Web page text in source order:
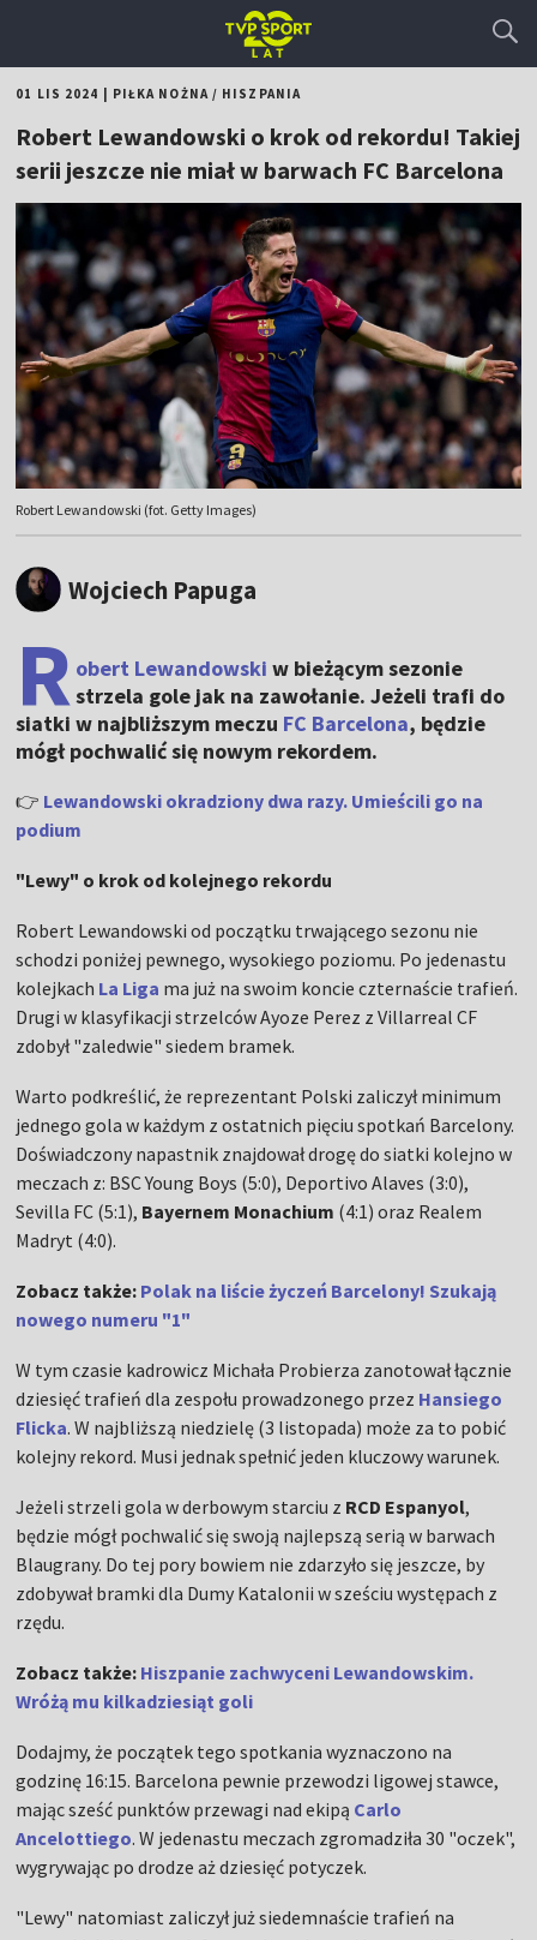
01 LIS 2024 PIŁKA NOŻNA/ HISZPANIA
Robert Lewandowski o krok od rekordu! Takiej
serii jeszcze nie miał w barwach FC Barcelona
Robert Lewandowski (fot. Getty Images)
Wojciech Papuga
R obert Lewandowski w bieżącym sezonie
strzela gole jak na zawołanie. Jeżeli trafi do
siatki w najbliższym meczu FC Barcelona, będzie
mógł pochwalić się nowym rekordem.
👉 Lewandowski okradziony dwa razy. Umieścili go na
podium
"Lewy" o krok od kolejnego rekordu
Robert Lewandowski od początku trwającego sezonu nie
schodzi poniżej pewnego, wysokiego poziomu. Po jedenastu
kolejkach La Liga ma już na swoim koncie czternaście trafień.
Drugi w klasyfikacji strzelców Ayoze Perez z Villarreal CF
zdobył "zaledwie" siedem bramek.
Warto podkreślić, że reprezentant Polski zaliczył minimum
jednego gola w każdym z ostatnich pięciu spotkań Barcelony.
Doświadczony napastnik znajdował drogę do siatki kolejno w
meczach z: BSC Young Boys (5:0), Deportivo Alaves (3:0),
Sevilla FC (5:1), Bayernem Monachium (4:1) oraz Realem
Madryt (4:0).
Zobacz także: Polak na liście życzeń Barcelony! Szukają
nowego numeru "1"
W tym czasie kadrowicz Michała Probierza zanotował łącznie
dziesięć trafień dla zespołu prowadzonego przez Hansiego
Flicka. W najbliższą niedzielę (3 listopada) może za to pobić
kolejny rekord. Musi jednak spełnić jeden kluczowy warunek.
Jeżeli strzeli gola w derbowym starciu z RCD Espanyol,
będzie mógł pochwalić się swoją najlepszą serią w barwach
Blaugrany. Do tej pory bowiem nie zdarzyło się jeszcze, by
zdobywał bramki dla Dumy Katalonii w sześciu występach z
rzędu.
Zobacz także: Hiszpanie zachwyceni Lewandowskim.
Wróżą mu kilkadziesiąt goli
Dodajmy, że początek tego spotkania wyznaczono na
godzinę 16:15. Barcelona pewnie przewodzi ligowej stawce,
mając sześć punktów przewagi nad ekipą Carlo
Ancelottiego. W jedenastu meczach zgromadziła 30 "oczek",
wygrywając po drodze aż dziesięć potyczek.
"Lewy" natomiast zaliczył już siedemnaście trafień na